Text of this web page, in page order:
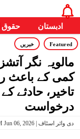
حقوق ادبستان
Featured خبریں
مالویہ نگر
کمی کے باعث
تاخیر، حادثے
درخواست
11:12 AM Jun 06, 2026 | دی وائر اسٹاف